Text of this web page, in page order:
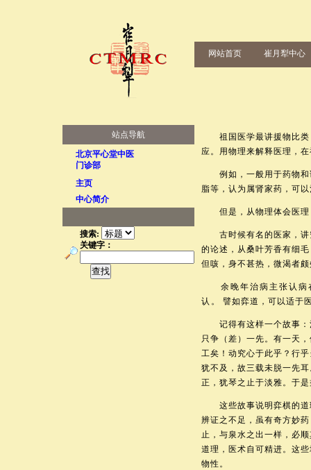
站点导航
北京平心堂中医
门诊部
主页
中心简介
搜索:
关键字：
网站首页 崔月犁中心
祖国医学最讲援物比类
应。用物理来解释医理，
例如，一般用于药物和
脂等，认为属肾家药，可
但是，从物理体会医理
古时候有名的医家，讲
的论述，从桑叶芳香有细
但咳，身不甚热，微渴者
余晚年治病主张认病在
认。 譬如弈道，可以适于
记得有这样一个故事：
只争（差）一先。有一天
工矣！动究心于此乎？行
犹不及，故三载未脱一先
正，犹琴之止于淡雅。于
这些故事说明弈棋的道
辨证之不足，虽有奇方妙
止，与泉水之出一样，必
道理，医术自可精进。这
物性。